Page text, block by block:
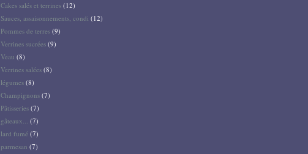
Cakes salés et terrines (12)
Sauces, assaisonnements, condi (12)
Pommes de terres (9)
Verrines sucrées (9)
Veau (8)
Verrines salées (8)
légumes (8)
Champignons (7)
Pâtisseries (7)
gâteaux... (7)
lard fumé (7)
parmesan (7)